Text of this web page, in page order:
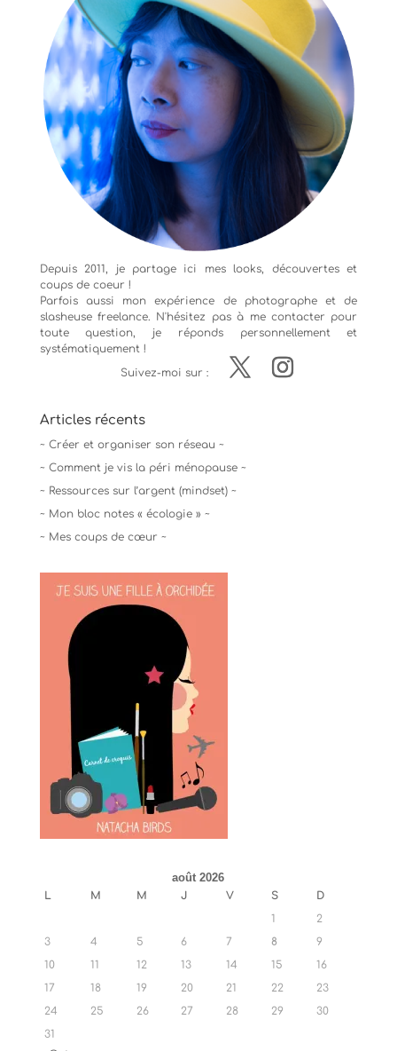
Depuis 2011, je partage ici mes looks, découvertes et
coups de coeur !
Parfois aussi mon expérience de photographeet de
slasheuse freelance. N'hésitez pas à me contacter pour
toute question, je réponds personnellement et
systématiquement !
Suivez-moi sur :
Articles récents
~ Créer et organiser son réseau ~
~ Comment je vis la péri ménopause ~
~ Ressources sur l’argent (mindset) ~
~ Mon bloc notes « écologie » ~
~ Mes coups de cœur ~
août 2026
L M M J V S
D
1
2
3
4 5 6 7 8
9
10
11 12 13 14 15
16
17
18 19 20 21 22
23
24
25 26 27 28 29
30
31